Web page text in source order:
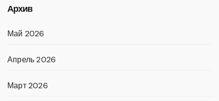
Архив
Май 2026
Апрель 2026
Март 2026